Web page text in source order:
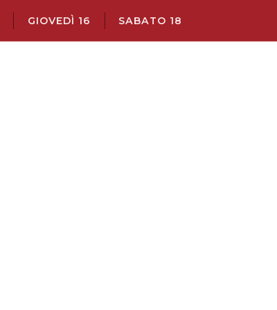
GIOVEDÌ 16 SABATO 18